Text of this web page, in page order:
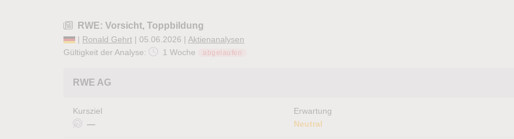
RWE: Vorsicht, Toppbildung
| Ronald Gehrt | 05.06.2026 | Aktienanalysen
Gültigkeit der Analyse:
1 Woche abgelaufen
RWE AG
Kursziel
—
Erwartung
Neutral